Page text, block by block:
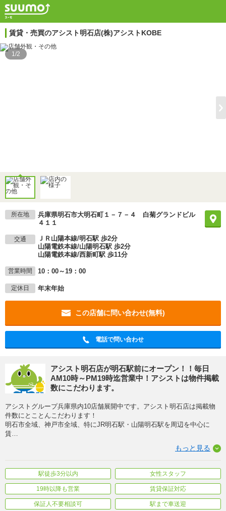
賃貸・売買のアシスト明石店(株)アシストKOBE
1/2
所在地
兵庫県明石市大明石町１－７－４ 白菊グランドビル
４１１
交通
ＪＲ山陽本線/明石駅 歩2分
山陽電鉄本線/山陽明石駅 歩2分
山陽電鉄本線/西新町駅 歩11分
営業時間 10：00～19：00
定休日 年末年始
この店舗に問い合わせ(無料)
電話で問い合わせ
アシスト明石店が明石駅前にオープン！！毎日
AM10時～PM19時迄営業中！アシストは物件掲載
数にこだわります。
アシストグループ兵庫県内10店舗展開中です。アシスト明石店は掲載物
件数にとことんこだわります！
明石市全域、神戸市全域、特にJR明石駅・山陽明石駅を周辺を中心に
賃…
もっと見る
駅徒歩3分以内 女性スタッフ
19時以降も営業 賃貸保証対応
保証人不要相談可 駅まで車送迎